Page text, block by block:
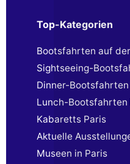
Top-Kategorien
Bootsfahrten auf
Sightseeing-
Dinner-
Lunch-Bootsfahrten
Kabaretts Paris
Aktuelle
Museen in Paris